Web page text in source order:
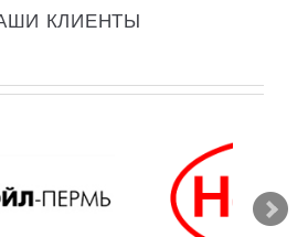
КЛИЕНТЫ